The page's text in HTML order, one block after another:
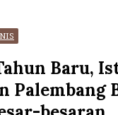
Baru,
Palembang